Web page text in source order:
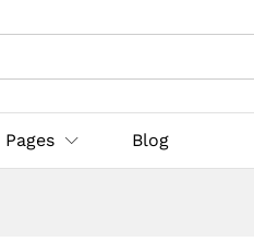
Pages Blog